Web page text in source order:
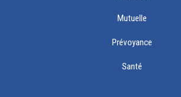
Mutuelle
Prévoyance
Santé